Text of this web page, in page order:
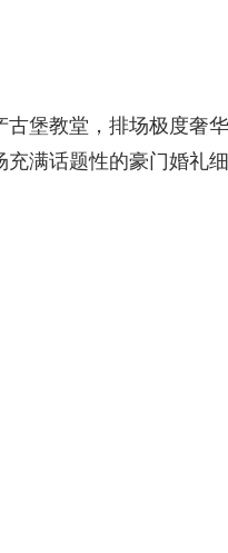
堡教堂，排场极度奢
满话题性的豪门婚礼细